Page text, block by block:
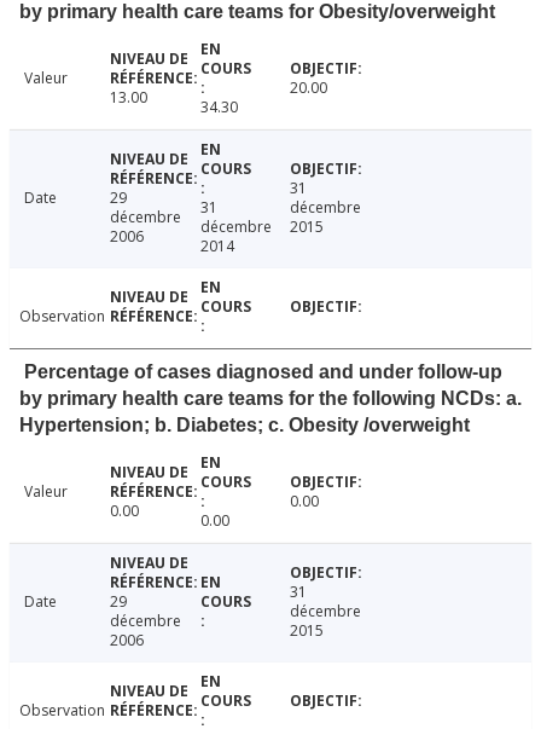
by primary health care teams for Obesity/overweight
Valeur
13.00
34.30
20.00
Date
29
décembre
2006
31
décembre
2014
31
décembre
2015
Observation
Percentage of cases diagnosed and under follow-up
by primary health care teams for the following NCDs: a.
Hypertension; b. Diabetes; c. Obesity /overweight
Valeur
0.00
0.00
0.00
Date
29
décembre
2006
31
décembre
2015
Observation